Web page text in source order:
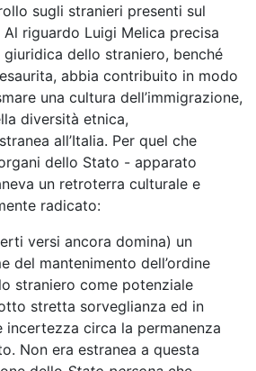
sugli stranieri presenti sul
riguardo Luigi Melica precisa
dello straniero, benché
abbia contribuito in modo
una cultura dell’immigrazione,
diversità etnica,
all’Italia. Per quel che
dello Stato - apparato
un retroterra culturale e
radicato:
versi ancora domina) un
del mantenimento dell’ordine
straniero come potenziale
stretta sorveglianza ed in
circa la permanenza
Non era estranea a questa